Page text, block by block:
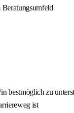
Beratungsumfeld
bestmöglich zu
ist